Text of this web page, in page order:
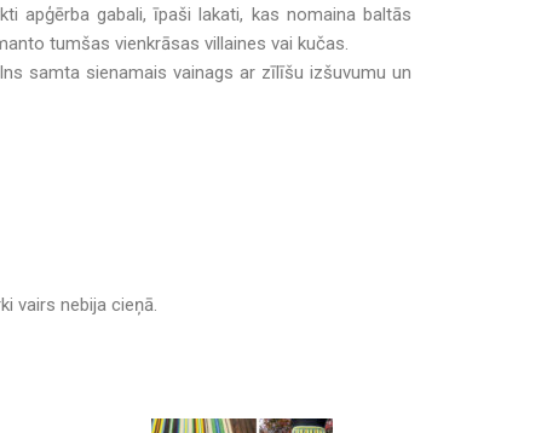
apģērba gabali, īpaši lakati, kas nomaina baltās
tumšas vienkrāsas villaines vai kučas.
samta sienamais vainags ar zīlīšu izšuvumu un
vairs nebija cieņā.